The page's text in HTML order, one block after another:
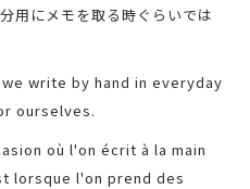
用にメモを取る時ぐらいでは
write by hand in everyday
ourselves.
où l'on écrit à la main
lorsque l'on prend des